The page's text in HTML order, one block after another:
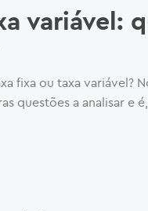
variável:
fixa ou taxa variável?
questões a analisar e